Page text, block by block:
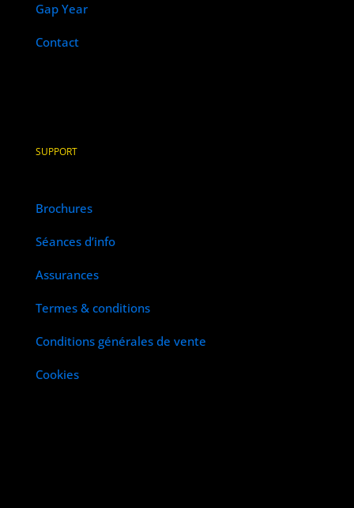
Gap Year
Contact
SUPPORT
Brochures
Séances d’info
Assurances
Termes & conditions
Conditions générales de vente
Cookies